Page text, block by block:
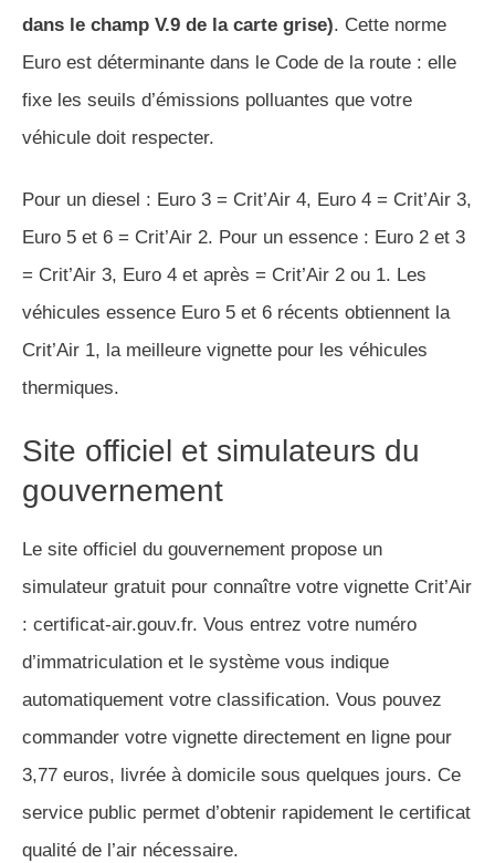
dans le champ V.9 de la carte grise). Cette norme
Euro est déterminante dans le Code de la route : elle
fixe les seuils d’émissions polluantes que votre
véhicule doit respecter.
Pour un diesel : Euro 3 = Crit’Air 4, Euro 4 = Crit’Air 3,
Euro 5 et 6 = Crit’Air 2. Pour un essence : Euro 2 et 3
= Crit’Air 3, Euro 4 et après = Crit’Air 2 ou 1. Les
véhicules essence Euro 5 et 6 récents obtiennent la
Crit’Air 1, la meilleure vignette pour les véhicules
thermiques.
Site officiel et simulateurs du
gouvernement
Le site officiel du gouvernement propose un
simulateur gratuit pour connaître votre vignette Crit’Air
: certificat-air.gouv.fr. Vous entrez votre numéro
d’immatriculation et le système vous indique
automatiquement votre classification. Vous pouvez
commander votre vignette directement en ligne pour
3,77 euros, livrée à domicile sous quelques jours. Ce
service public permet d’obtenir rapidement le certificat
qualité de l’air nécessaire.